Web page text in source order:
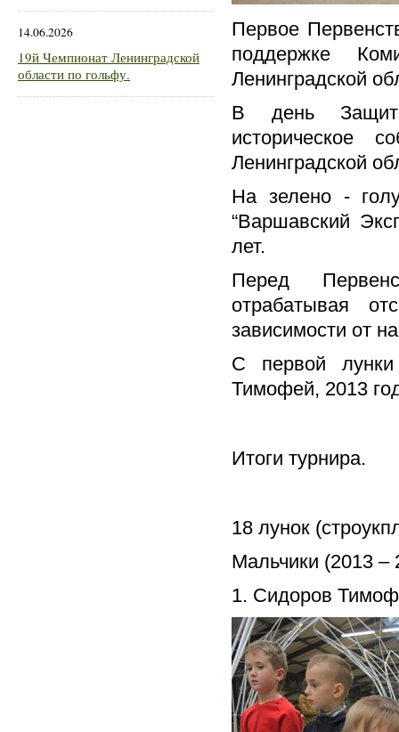
14.06.2026
19й Чемпионат Ленинградской
области по гольфу.
Первое
поддержке
Ленинградской
В день
историческое
Ленинградской
На зелено -
“Варшавский
лет.
Перед
отрабатывая
зависимости от
С первой
Тимофей, 2013
Итоги турнира.
18 лунок
Мальчики (2013 –
1. Сидоров